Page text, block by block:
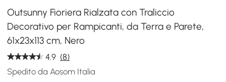
Outsunny Fioriera Rialzata con Traliccio
Decorativo per Rampicanti, da Terra e Parete,
61x23x113 cm, Nero
4.9 (8)
Spedito da Aosom Italia